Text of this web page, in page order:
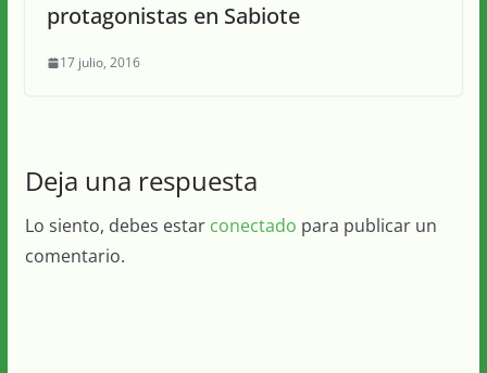
protagonistas en Sabiote
17 julio, 2016
Deja una respuesta
Lo siento, debes estar conectado para publicar un
comentario.